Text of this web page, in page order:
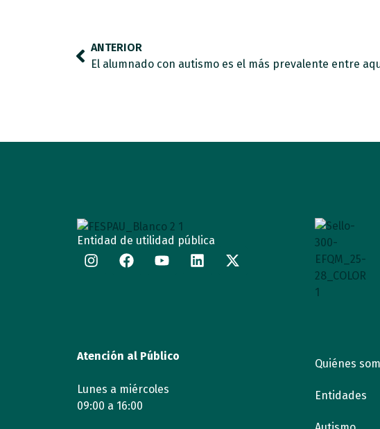
ANTERIOR
Entidad de utilidad pública
Atención al Público
Lunes a miércoles
09:00 a 16:00
Quiénes
Entidades